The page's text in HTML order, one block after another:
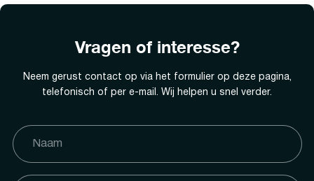
Vragen of interesse?
Neem gerust contact op via het formulier op deze pagina,
telefonisch of per e-mail. Wij helpen u snel verder.